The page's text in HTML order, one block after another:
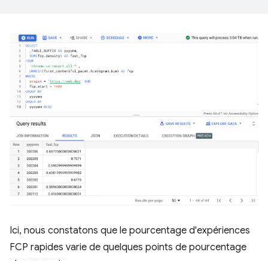
Ici, nous constatons que le pourcentage d'expériences
FCP rapides varie de quelques points de pourcentage